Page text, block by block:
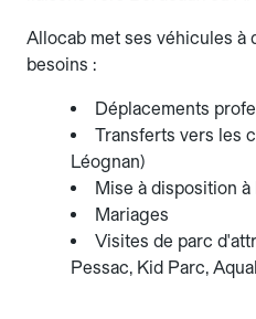
Allocab met ses véhicules à
besoins :
Déplacements
Transferts vers les
Léognan)
Mise à disposition à
Mariages
Visites de parc
Pessac, Kid Parc,